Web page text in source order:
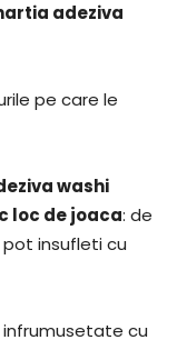
adeziva
pe care le
washi
loc de joaca: de
insufleti cu
cu